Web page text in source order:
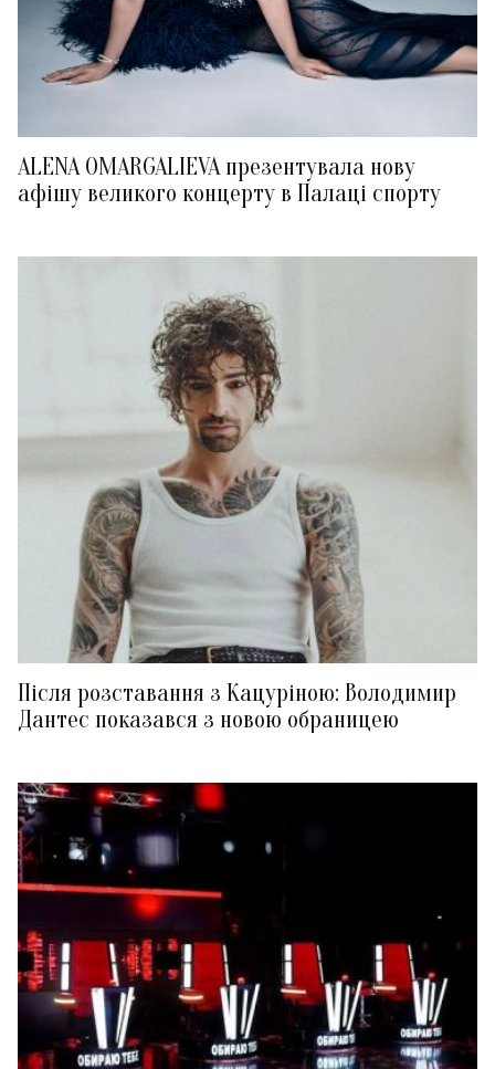
ALENA OMARGALIEVA презентувала нову
афішу великого концерту в Палаці спорту
Після розставання з Кацуріною: Володимир
Дантес показався з новою обраницею